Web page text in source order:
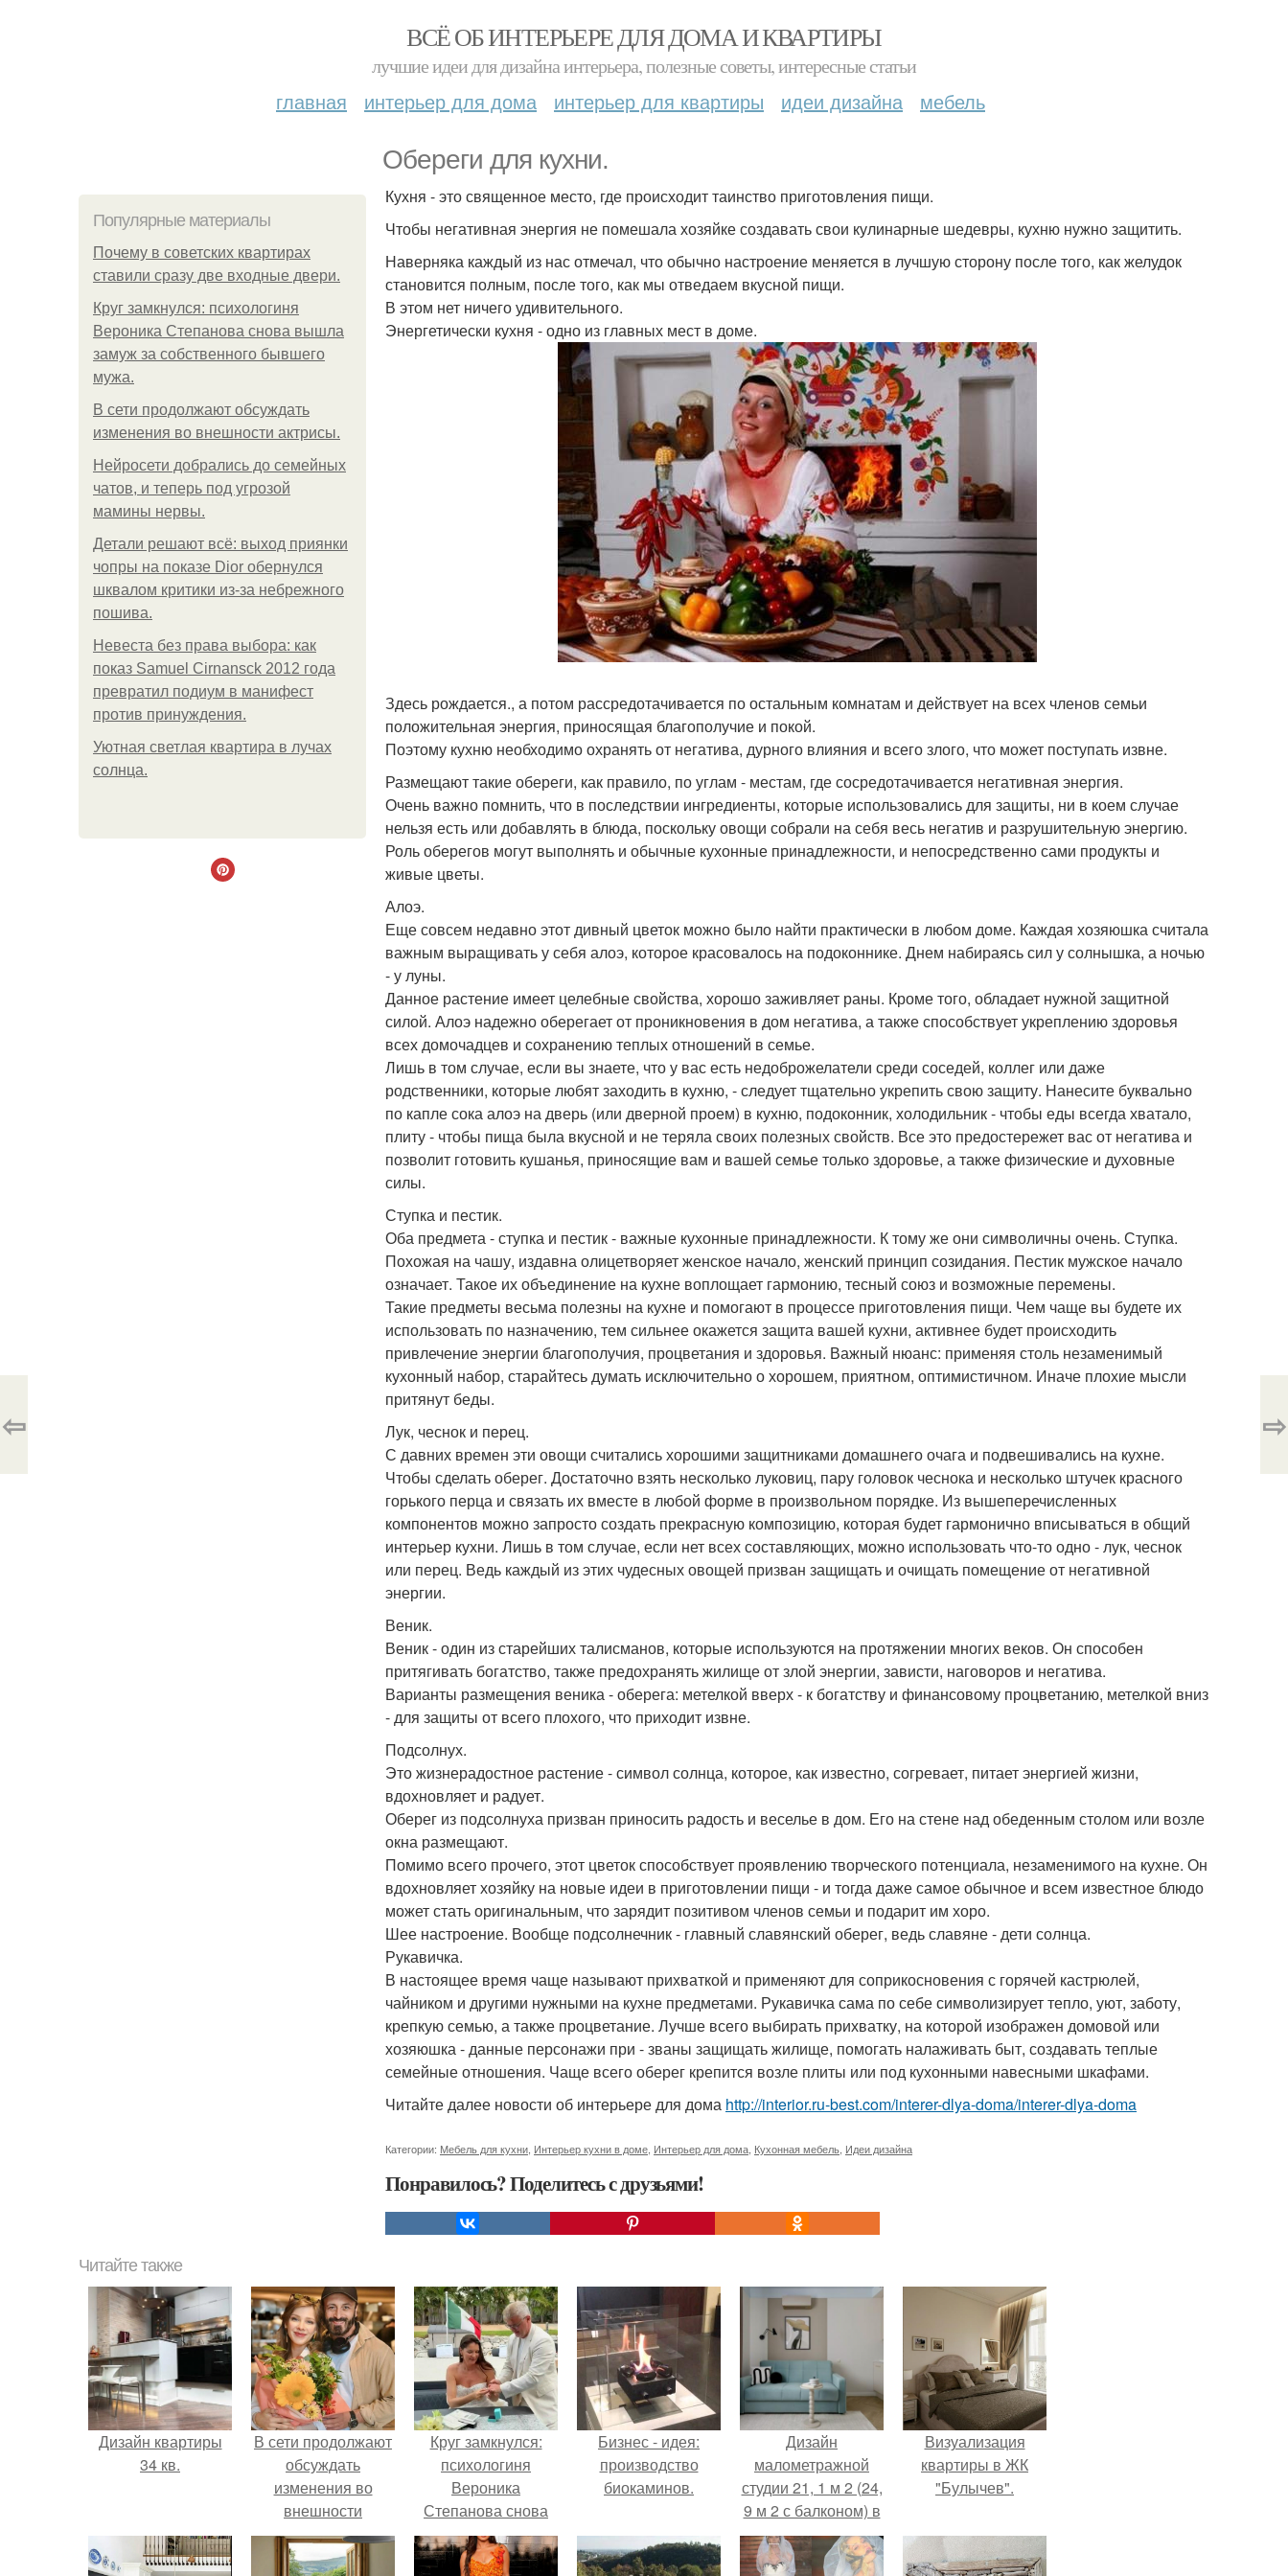
ВСЁ ОБ ИНТЕРЬЕРЕ ДЛЯ ДОМА И КВАРТИРЫ
лучшие идеи для дизайна интерьера, полезные советы, интересные статьи
главная интерьер для дома интерьер для квартиры идеи дизайна мебель
Обереги для кухни.
Популярные материалы
Почему в советских квартирах
ставили сразу две входные двери.
Круг замкнулся: психологиня
Вероника Степанова снова вышла
замуж за собственного бывшего
мужа.
В сети продолжают обсуждать
изменения во внешности актрисы.
Нейросети добрались до семейных
чатов, и теперь под угрозой
мамины нервы.
Детали решают всё: выход приянки
чопры на показе Dior обернулся
шквалом критики из-за небрежного
пошива.
Невеста без права выбора: как
показ Samuel Cirnansck 2012 года
превратил подиум в манифест
против принуждения.
Уютная светлая квартира в лучах
солнца.
Кухня - это священное место, где происходит таинство приготовления пищи.
Чтобы негативная энергия не помешала хозяйке создавать свои кулинарные шедевры, кухню нужно защитить.
Наверняка каждый из нас отмечал, что обычно настроение меняется в лучшую сторону после того, как желудок
становится полным, после того, как мы отведаем вкусной пищи.
В этом нет ничего удивительного.
Энергетически кухня - одно из главных мест в доме.
Здесь рождается., а потом рассредотачивается по остальным комнатам и действует на всех членов семьи
положительная энергия, приносящая благополучие и покой.
Поэтому кухню необходимо охранять от негатива, дурного влияния и всего злого, что может поступать извне.
Размещают такие обереги, как правило, по углам - местам, где сосредотачивается негативная энергия.
Очень важно помнить, что в последствии ингредиенты, которые использовались для защиты, ни в коем случае
нельзя есть или добавлять в блюда, поскольку овощи собрали на себя весь негатив и разрушительную энергию.
Роль оберегов могут выполнять и обычные кухонные принадлежности, и непосредственно сами продукты и
живые цветы.
Алоэ.
Еще совсем недавно этот дивный цветок можно было найти практически в любом доме. Каждая хозяюшка считала
важным выращивать у себя алоэ, которое красовалось на подоконнике. Днем набираясь сил у солнышка, а ночью
- у луны.
Данное растение имеет целебные свойства, хорошо заживляет раны. Кроме того, обладает нужной защитной
силой. Алоэ надежно оберегает от проникновения в дом негатива, а также способствует укреплению здоровья
всех домочадцев и сохранению теплых отношений в семье.
Лишь в том случае, если вы знаете, что у вас есть недоброжелатели среди соседей, коллег или даже
родственники, которые любят заходить в кухню, - следует тщательно укрепить свою защиту. Нанесите буквально
по капле сока алоэ на дверь (или дверной проем) в кухню, подоконник, холодильник - чтобы еды всегда хватало,
плиту - чтобы пища была вкусной и не теряла своих полезных свойств. Все это предостережет вас от негатива и
позволит готовить кушанья, приносящие вам и вашей семье только здоровье, а также физические и духовные
силы.
Ступка и пестик.
Оба предмета - ступка и пестик - важные кухонные принадлежности. К тому же они символичны очень. Ступка.
Похожая на чашу, издавна олицетворяет женское начало, женский принцип созидания. Пестик мужское начало
означает. Такое их объединение на кухне воплощает гармонию, тесный союз и возможные перемены.
Такие предметы весьма полезны на кухне и помогают в процессе приготовления пищи. Чем чаще вы будете их
использовать по назначению, тем сильнее окажется защита вашей кухни, активнее будет происходить
привлечение энергии благополучия, процветания и здоровья. Важный нюанс: применяя столь незаменимый
кухонный набор, старайтесь думать исключительно о хорошем, приятном, оптимистичном. Иначе плохие мысли
притянут беды.
Лук, чеснок и перец.
С давних времен эти овощи считались хорошими защитниками домашнего очага и подвешивались на кухне.
Чтобы сделать оберег. Достаточно взять несколько луковиц, пару головок чеснока и несколько штучек красного
горького перца и связать их вместе в любой форме в произвольном порядке. Из вышеперечисленных
компонентов можно запросто создать прекрасную композицию, которая будет гармонично вписываться в общий
интерьер кухни. Лишь в том случае, если нет всех составляющих, можно использовать что-то одно - лук, чеснок
или перец. Ведь каждый из этих чудесных овощей призван защищать и очищать помещение от негативной
энергии.
Веник.
Веник - один из старейших талисманов, которые используются на протяжении многих веков. Он способен
притягивать богатство, также предохранять жилище от злой энергии, зависти, наговоров и негатива.
Варианты размещения веника - оберега: метелкой вверх - к богатству и финансовому процветанию, метелкой вниз
- для защиты от всего плохого, что приходит извне.
Подсолнух.
Это жизнерадостное растение - символ солнца, которое, как известно, согревает, питает энергией жизни,
вдохновляет и радует.
Оберег из подсолнуха призван приносить радость и веселье в дом. Его на стене над обеденным столом или возле
окна размещают.
Помимо всего прочего, этот цветок способствует проявлению творческого потенциала, незаменимого на кухне. Он
вдохновляет хозяйку на новые идеи в приготовлении пищи - и тогда даже самое обычное и всем известное блюдо
может стать оригинальным, что зарядит позитивом членов семьи и подарит им хоро.
Шее настроение. Вообще подсолнечник - главный славянский оберег, ведь славяне - дети солнца.
Рукавичка.
В настоящее время чаще называют прихваткой и применяют для соприкосновения с горячей кастрюлей,
чайником и другими нужными на кухне предметами. Рукавичка сама по себе символизирует тепло, уют, заботу,
крепкую семью, а также процветание. Лучше всего выбирать прихватку, на которой изображен домовой или
хозяюшка - данные персонажи при - званы защищать жилище, помогать налаживать быт, создавать теплые
семейные отношения. Чаще всего оберег крепится возле плиты или под кухонными навесными шкафами.
Читайте далее новости об интерьере для дома http://interior.ru-best.com/interer-dlya-doma/interer-dlya-doma
Категории: Мебель для кухни Интерьер кухни в доме Интерьер для дома Кухонная мебель Идеи дизайна
Понравилось? Поделитесь с друзьями!
⇦ ⇨
Читайте также
Дизайн квартиры
34 кв.
В сети продолжают
обсуждать
изменения во
внешности
актрисы.
Круг замкнулся:
психологиня
Вероника
Степанова снова
вышла замуж за
собственного
Бизнес - идея:
производство
биокаминов.
Дизайн
малометражной
студии 21, 1 м 2 (24,
9 м 2 с балконом) в
Краснодаре.
Визуализация
квартиры в ЖК
"Булычев".